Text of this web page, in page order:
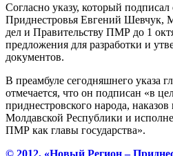
Согласно указу, который
Приднестровья Евгений Шевчук,
дел и Правительству ПМР до 1
предложения для разработки и
документов.
В преамбуле сегодняшнего указа
отмечается, что он подписан «в
приднестровского народа,
Молдавской Республики и
ПМР как главы государства».
© 2012, «Новый Регион –